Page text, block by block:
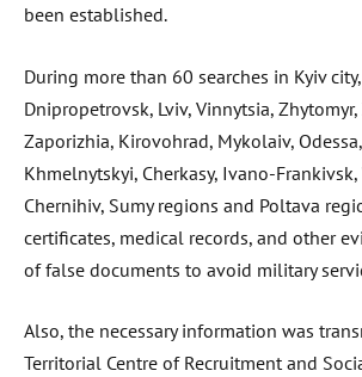
been established.
During more than 60 searches in Kyiv
Dnipropetrovsk, Lviv, Vinnytsia,
Zaporizhia, Kirovohrad, Mykolaiv,
Khmelnytskyi, Cherkasy, Ivano-
Chernihiv, Sumy regions and Poltava
certificates, medical records, and other
of false documents to avoid military
Also, the necessary information was
Territorial Centre of Recruitment and